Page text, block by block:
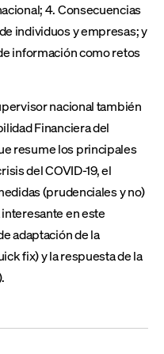
4. Consecuencias
individuos y empresas; y
información como retos
nacional también
Financiera del
resume los principales
del COVID-19, el
(prudenciales y no)
en este
adaptación de la
fix) y la respuesta de la